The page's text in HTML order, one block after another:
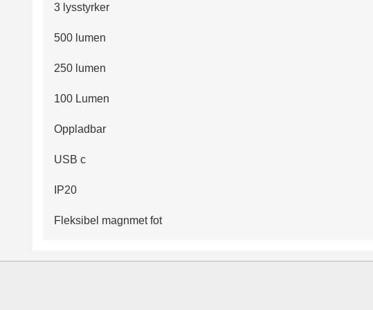
3 lysstyrker
500 lumen
250 lumen
100 Lumen
Oppladbar
USB c
IP20
Fleksibel magnmet fot